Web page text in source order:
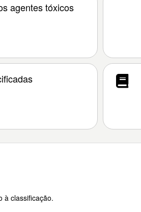
agentes tóxicos
à classificação.